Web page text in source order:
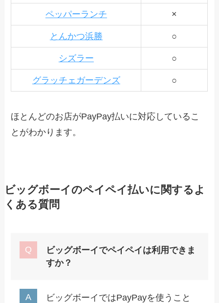
ペッパーランチ ×
とんかつ浜勝 ○
シズラー ○
グラッチェガーデンズ ○
ほとんどのお店がPayPay払いに対応しているこ
とがわかります。
ビッグボーイのペイペイ払いに関するよ
くある質問
ビッグボーイでペイペイは利用できま
すか？
ビッグボーイではPayPayを使うこと